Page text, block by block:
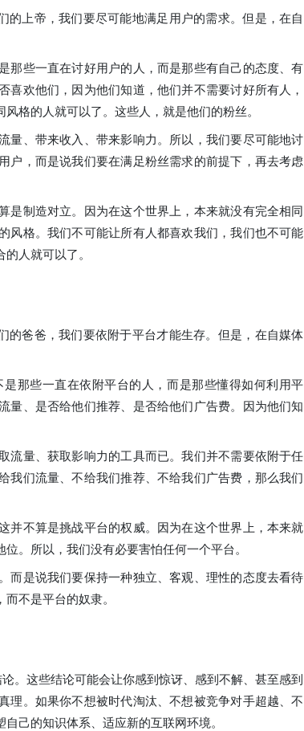
的上帝，我们要尽可能地满足用户的需求。但是，在自
那些一直在讨好用户的人，而是那些有自己的态度、有
欢他们，因为他们知道，他们并不需要讨好所有人，
格的人就可以了。这些人，就是他们的粉丝。
量、带来收入、带来影响力。所以，我们要尽可能地讨
户，而是说我们要在满足粉丝需求的前提下，再去考虑
是制造对立。因为在这个世界上，本来就没有完全相同
风格。我们不可能让所有人都喜欢我们，我们也不可能
人就可以了。
的爸爸，我们要依附于平台才能生存。但是，在自媒体
那些一直在依附平台的人，而是那些懂得如何利用平
量、是否给他们推荐、是否给他们广告费。因为他们知
流量、获取影响力的工具而已。我们并不需要依附于任
我们流量、不给我们推荐、不给我们广告费，那么我们
并不算是挑战平台的权威。因为在这个世界上，本来就
。所以，我们没有必要害怕任何一个平台。
而是说我们要保持一种独立、客观、理性的态度去看待
不是平台的奴隶。
。这些结论可能会让你感到惊讶、感到不解、甚至感到
理。如果你不想被时代淘汰、不想被竞争对手超越、不
己的知识体系、适应新的互联网环境。